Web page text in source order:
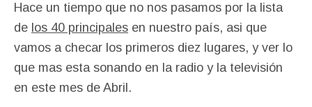
Hace un tiempo que no nos pasamos por la lista
de los 40 principales en nuestro país, asi que
vamos a checar los primeros diez lugares, y ver lo
que mas esta sonando en la radio y la televisión
en este mes de Abril.